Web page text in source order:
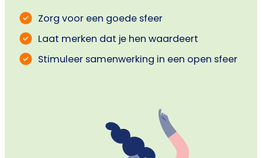
Zorg voor een goede sfeer
Laat merken dat je hen waardeert
Stimuleer samenwerking in een open sfeer